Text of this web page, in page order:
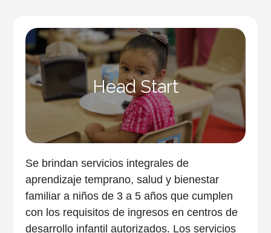
Head Start
Se brindan servicios integrales de
aprendizaje temprano, salud y bienestar
familiar a niños de 3 a 5 años que cumplen
con los requisitos de ingresos en centros de
desarrollo infantil autorizados. Los servicios